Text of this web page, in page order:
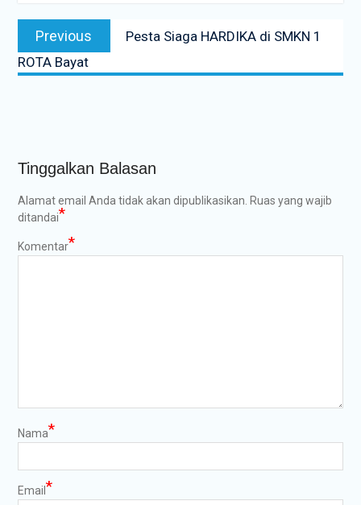
Navigasi
posPrevious
post:
Pesta Siaga HARDIKA di SMKN 1
ROTA Bayat
Tinggalkan Balasan
Alamat email Anda tidak akan dipublikasikan. Ruas yang wajib
ditandai*
Komentar*
Nama*
Email *